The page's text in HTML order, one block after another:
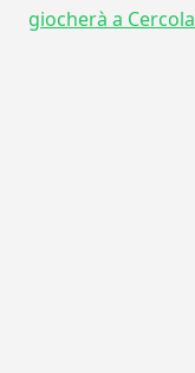
giocherà a Cercola